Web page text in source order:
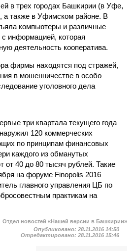
в трех городах Башкирии (в Уфе,
а также в Уфимском районе. В
компьютеры и различные
информацией, которая
деятельность кооператива.
фирмы находятся под стражей,
в мошенничестве в особо
уголовного дела
три квартала текущего года
120 коммерческих
по принципам финансовых
каждого из обманутых
от 40 до 80 тысяч рублей. Такие
на форуме Finopolis 2016
главного управления ЦБ по
практикам на
Отдел новостей «Нашей версии в Башкирии»
Опубликовано: 28.11.2016 14:50
Отредактировано: 28.11.2016 15:46